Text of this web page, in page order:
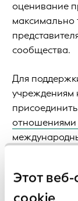
Этот
оценивание
максимально
сообщества.
Для
учреждениям
отношениями
необходимой
свои